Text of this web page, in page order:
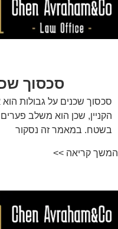
סכסוך
סכסוך שכנים על גבולות
הקניין, שכן הוא משלב פערים
בשטח. במאמר זה נסקור
המשך קריאה >>